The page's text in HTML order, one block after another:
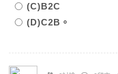
(C)B2C
(D)C2B。